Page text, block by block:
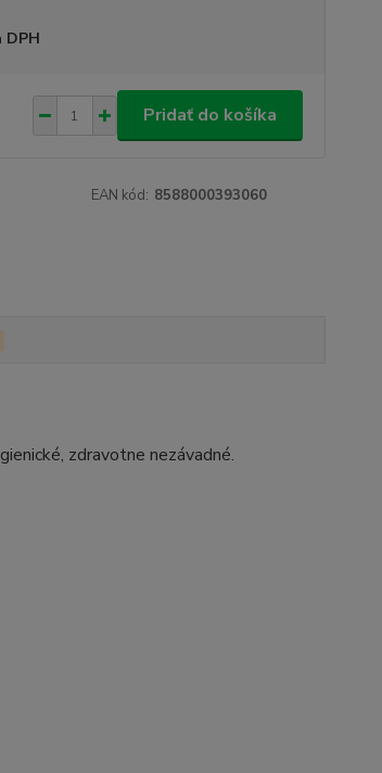
DPH
Pridať do košíka
EAN kód: 8588000393060
zdravotne nezávadné.